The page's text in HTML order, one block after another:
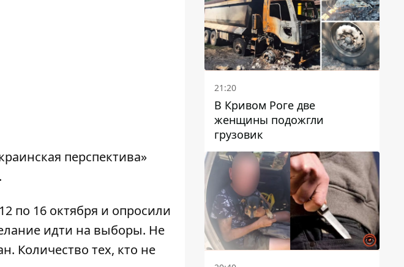
перспектива»
по 16 октября и опросили
идти на выборы. Не
Количество тех, кто не
21:20
В Кривом Роге две
женщины подожгли
грузовик